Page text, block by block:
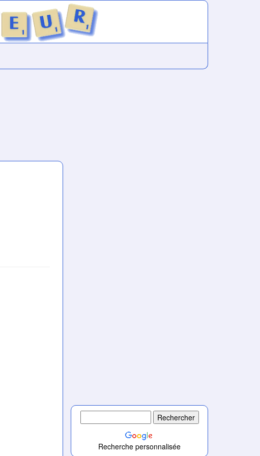
Recherche personnalisée